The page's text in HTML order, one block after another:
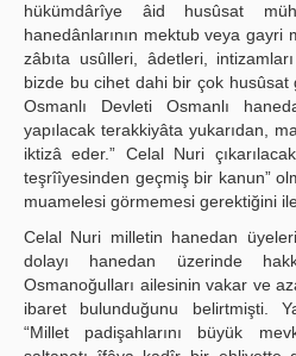
hükümdârîye âid husûsat
hanedânlarının mektub veya gayri
zâbıta usûlleri, âdetleri,
bizde bu cihet dahi bir çok husûsat
Osmanlı Devleti Osmanlı
yapılacak terakkiyâta yukarıdan,
iktizâ eder.” Celal Nuri
teşrîîyesinden geçmiş bir kanun”
muamelesi görmemesi gerektiğini
Celal Nuri milletin hanedan
dolayı hanedan üzerinde
Osmanoğulları ailesinin vakar ve
ibaret bulunduğunu belirtmişti.
“Millet padişahlarını büyük